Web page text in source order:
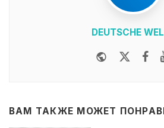
DEUTSCHE
Website
ВАМ ТАКЖЕ МОЖЕТ